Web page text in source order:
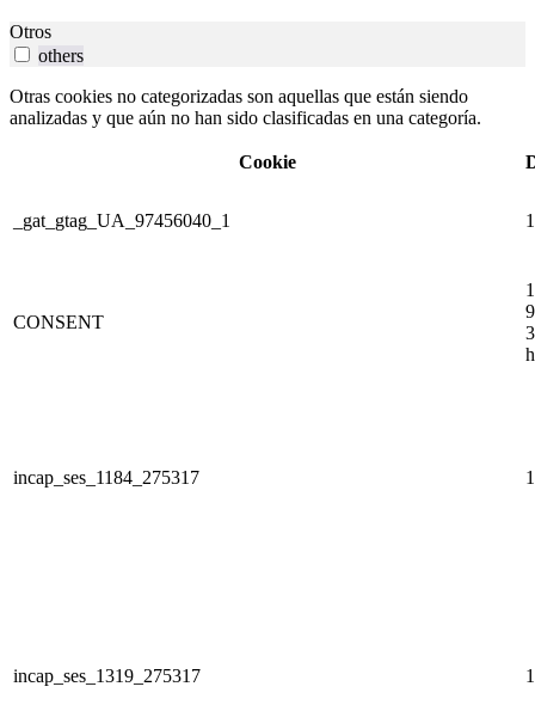
Otros
others
Otras cookies no categorizadas son aquellas que están siendo
analizadas y que aún no han sido clasificadas en una categoría.
Cookie
_gat_gtag_UA_97456040_1
CONSENT
incap_ses_1184_275317
incap_ses_1319_275317